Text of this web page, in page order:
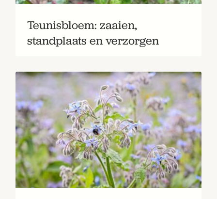
Gardeners’ World 08/2026
Bestel nu
Abonneer
Teunisbloem: zaaien,
standplaats en verzorgen